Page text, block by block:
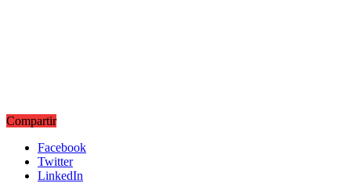
Compartir
Facebook
Twitter
LinkedIn